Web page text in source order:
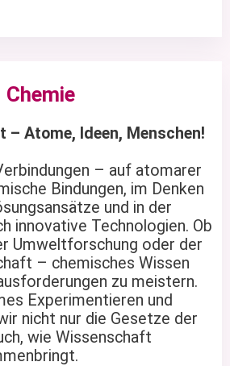
Chemie
– Atome, Ideen, Menschen!
– auf atomarer
Bindungen, im Denken
und in der
innovative Technologien. Ob
Umweltforschung oder der
– chemisches Wissen
zu meistern.
Experimentieren und
nicht nur die Gesetze der
wie Wissenschaft